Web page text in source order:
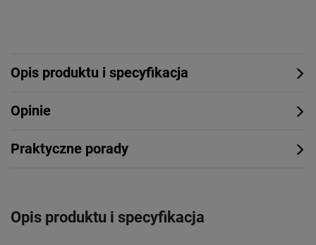
Opis produktu i specyfikacja
Opinie
Praktyczne porady
Opis produktu i specyfikacja